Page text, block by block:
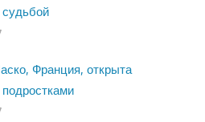
судьбой
Франция, открыта